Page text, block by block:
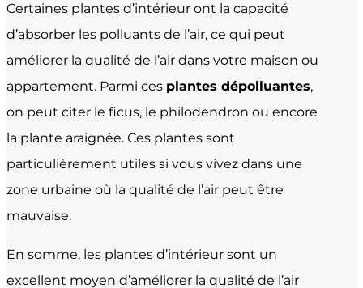
Certaines plantes d’intérieur ont la capacité
d’absorber les polluants de l’air, ce qui peut
améliorer la qualité de l’air dans votre maison ou
appartement. Parmi ces plantes dépolluantes,
on peut citer le ficus, le philodendron ou encore
la plante araignée. Ces plantes sont
particulièrement utiles si vous vivez dans une
zone urbaine où la qualité de l’air peut être
mauvaise.
En somme, les plantes d’intérieur sont un
excellent moyen d’améliorer la qualité de l’air